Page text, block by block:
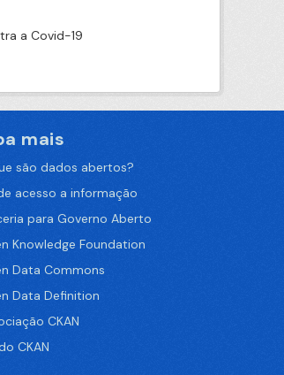
a Covid-19
mais
são dados abertos?
acesso a informação
para Governo Aberto
Knowledge Foundation
Data Commons
Data Definition
CKAN
CKAN